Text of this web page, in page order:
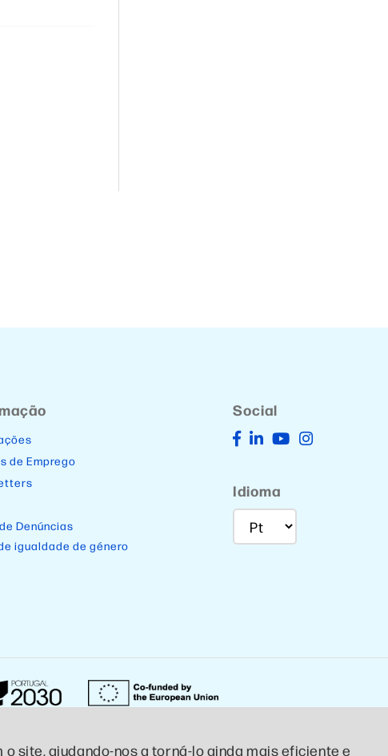
de Emprego
Denúncias
igualdade de género
Social
Idioma
site, ajudando-nos a torná-lo ainda mais eficiente e